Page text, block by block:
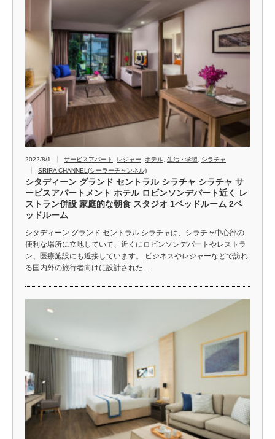
2022/8/1 サービスアパート レジャー ホテル 生活・学習
シラチャ
SRIRA CHANNEL(シーラーチャンネル)
シタディーン グランド セントラル シラチャ シラチャ サ
ービスアパートメント ホテル ロビンソンデパート近く レ
ストラン併設 家庭的な朝食 スタジオ 1ベッドルーム 2ベ
ッドルーム
シタディーン グランド セントラル シラチャは、シラチャ中心部の
便利な場所に立地していて、近くにロビンソンデパートやレストラ
ン、医療施設にも近接しています。 ビジネスやレジャーなどで訪れ
る国内外の旅行者向けに設計された…